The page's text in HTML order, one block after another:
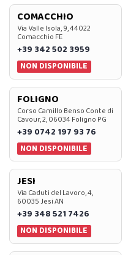
COMACCHIO
Via Valle Isola, 9, 44022
Comacchio FE
+39 342 502 3959
NON DISPONIBILE
FOLIGNO
Corso Camillo Benso Conte di
Cavour, 2, 06034 Foligno PG
+39 0742 197 93 76
NON DISPONIBILE
JESI
Via Caduti del Lavoro, 4,
60035 Jesi AN
+39 348 521 7426
NON DISPONIBILE